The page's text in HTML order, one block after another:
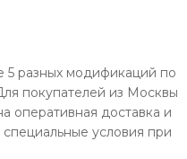
5 разных модификаций по
покупателей из Москвы
оперативная доставка и
условия при